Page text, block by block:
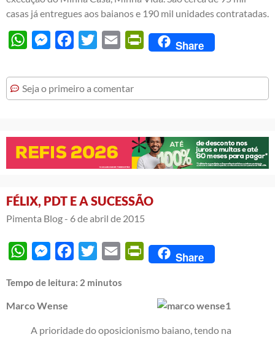
casas já entregues aos baianos e 190 mil unidades contratadas.
WhatsAppMessengerFacebook
Twitter Email PrintFriendly
Share
Seja o primeiro a comentar
FÉLIX, PDT E A SUCESSÃO
Pimenta Blog - 6 de abril de 2015
WhatsAppMessengerFacebook
Twitter Email PrintFriendly
Share
Tempo de leitura: 2 minutos
Marco Wense
A prioridade do oposicionismo baiano, tendo na